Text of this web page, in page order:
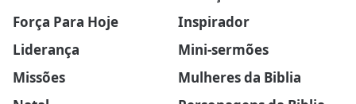
Força Para Hoje
Inspirador
Liderança
Mini-sermões
Missões
Mulheres da Biblia